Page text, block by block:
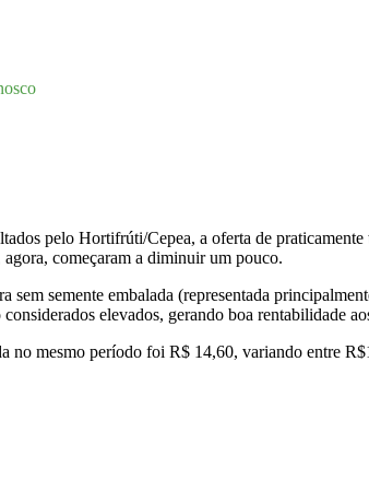
pelo Hortifrúti/Cepea, a oferta de praticamente
agora, começaram a diminuir um pouco.
semente embalada (representada
elevados, gerando boa rentabilidade
mesmo período foi R$ 14,60, variando entre